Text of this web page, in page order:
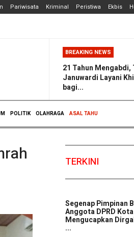
Pariwisata Kriminal Peristiwa Ekbis
BREAKING NEWS
21 Tahun
Januwardi Layani
bagi...
POLITIK OLAHRAGA ASAL TAHU
TERKINI
Segenap Pimpinan
Anggota DPRD
Mengucapkan
...